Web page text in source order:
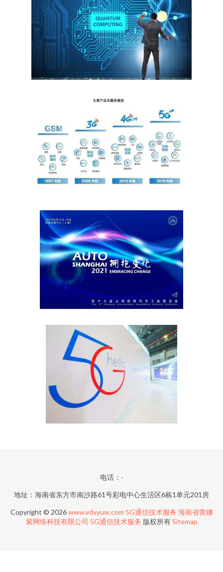
电话：-
地址：海南省东方市南沙路61号彩电中心生活区6栋1单元201房
Copyright © 2026www.vdvyuw.com 5G通信技术服务 海南省蕾娜
紫网络科技有限公司 5G通信技术服务 版权所有Sitemap